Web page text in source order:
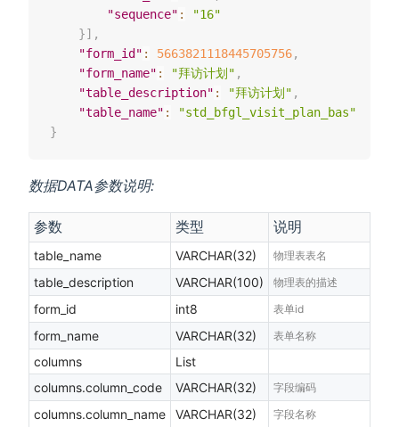
"sequence" :
"16"
}] ,
"form_id" : 5663821118445705756,
"form_name" : "拜访计划" ,
"table_description" : "拜访计划" ,
"table_name" :
"std_bfgl_visit_plan_bas"
}
数据DATA参数说明:
参数 类型 说明
table_name VARCHAR(32) 物理表表名
table_description VARCHAR(100) 物理表的描述
form_id int8 表单id
form_name VARCHAR(32) 表单名称
columns
List
columns.column_code
VARCHAR(32) 字段编码
columns.column_name VARCHAR(32) 字段名称